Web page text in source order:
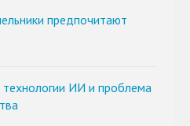
предпочитают
технологии ИИ и проблема